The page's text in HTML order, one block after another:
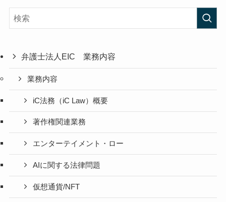
弁護士法人EIC 業務内容
業務内容
iC法務（iC Law）概要
著作権関連業務
エンターテイメント・ロー
AIに関する法律問題
仮想通貨/NFT